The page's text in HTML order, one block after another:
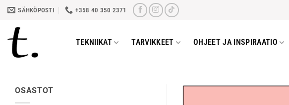
Skip
content
SÄHKÖPOSTI +358 40 350 2371
TEKNIIKAT TARVIKKEET OHJEET JA INSPIRAATIO
OSASTOT